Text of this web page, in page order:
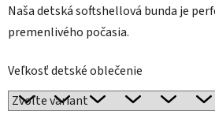
Naša detská softshellová bunda je
premenlivého počasia.
Veľkosť detské oblečenie